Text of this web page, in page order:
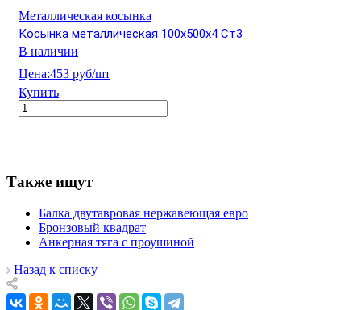
Металлическая косынка
Косынка металлическая 100х500х4 Ст3
В наличии
Цена:453 руб/шт
Купить
Также ищут
Балка двутавровая нержавеющая евро
Бронзовый квадрат
Анкерная тяга с проушиной
Назад к списку